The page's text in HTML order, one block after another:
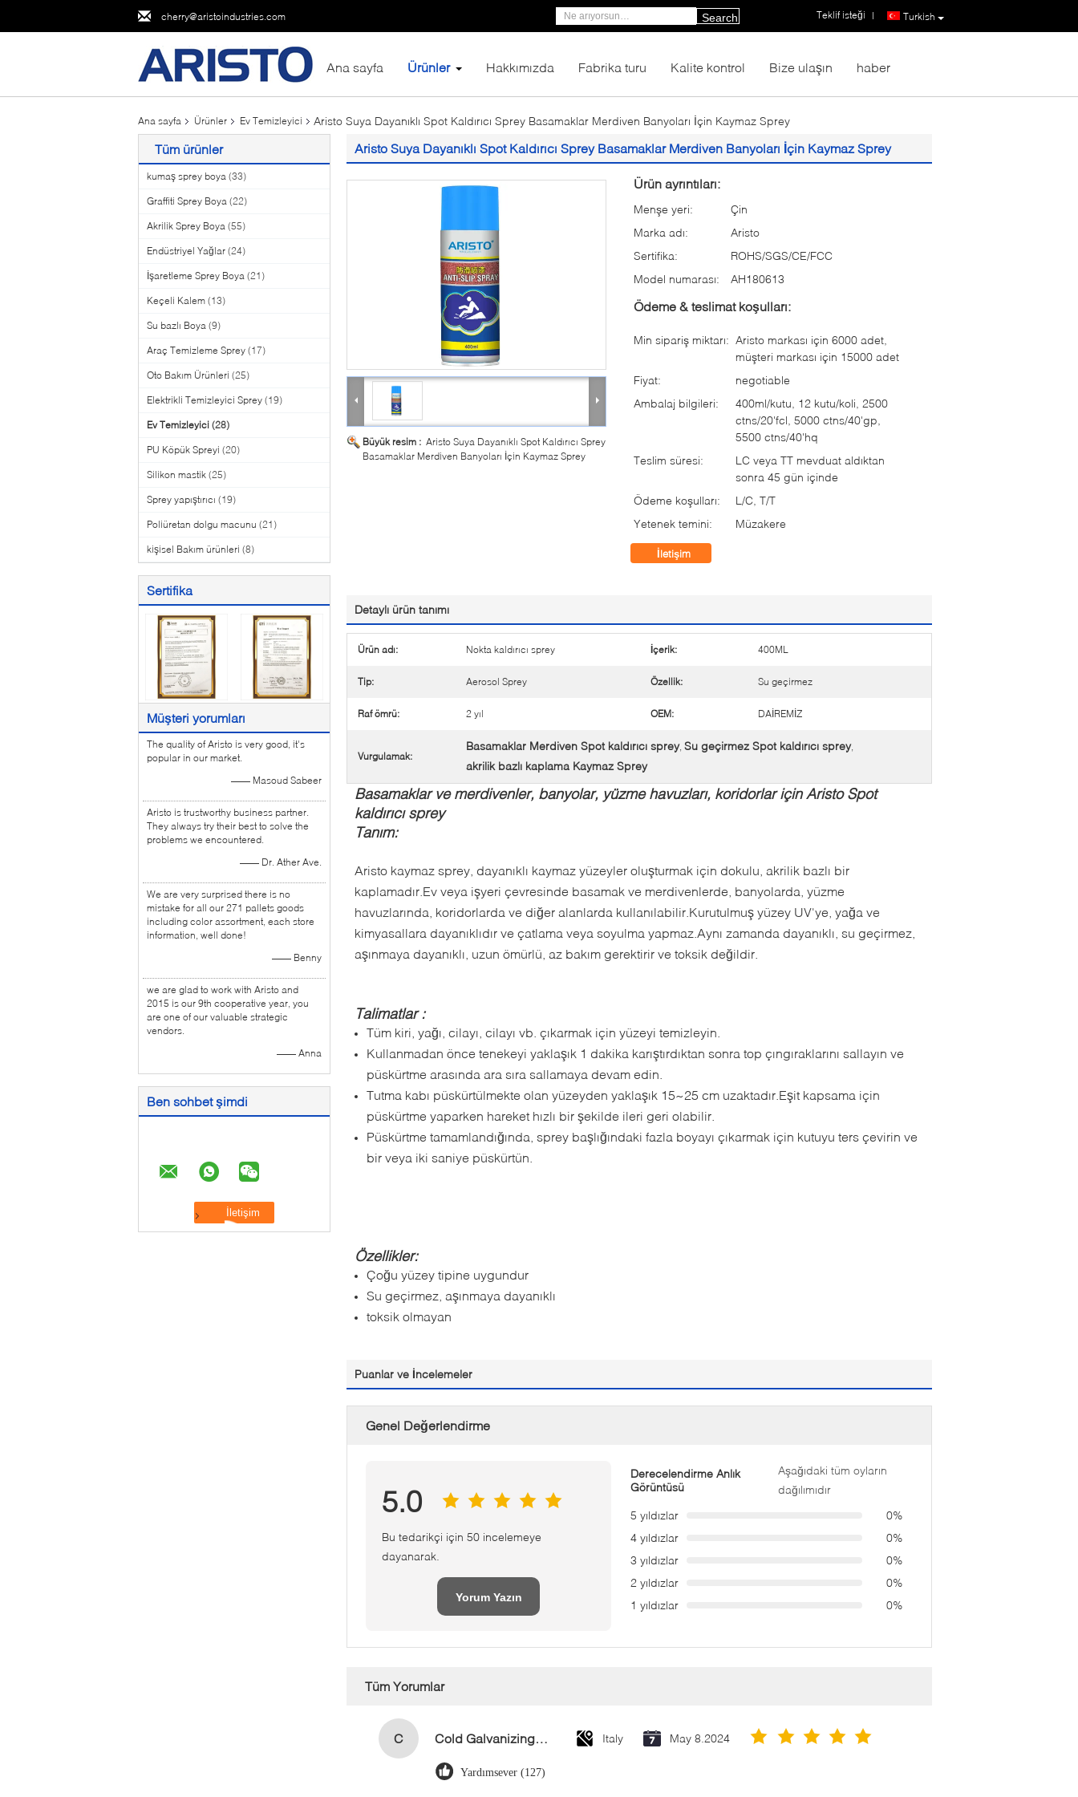
cherry@aristoindustries.com Turkish
Teklif isteği |
Search
Ana sayfa Ürünler Hakkımızda Fabrika turu Kalite kontrol Bize ulaşın haber
Ana sayfa Ürünler Ev Temizleyici Aristo Suya Dayanıklı Spot Kaldırıcı Sprey Basamaklar Merdiven Banyoları İçin Kaymaz Sprey
Tüm ürünler
kumaş sprey boya (33)
Graffiti Sprey Boya (22)
Akrilik Sprey Boya (55)
Endüstriyel Yağlar (24)
İşaretleme Sprey Boya (21)
Keçeli Kalem (13)
Su bazlı Boya (9)
Araç Temizleme Sprey (17)
Oto Bakım Ürünleri (25)
Elektrikli Temizleyici Sprey (19)
Ev Temizleyici (28)
PU Köpük Spreyi (20)
Silikon mastik (25)
Sprey yapıştırıcı (19)
Poliüretan dolgu macunu (21)
kişisel Bakım ürünleri (8)
Sertifika
Müşteri yorumları
The quality of Aristo is very good, it's
popular in our market.
—— Masoud Sabeer
Aristo is trustworthy business partner.
They always try their best to solve the
problems we encountered.
—— Dr. Ather Ave.
We are very surprised there is no
mistake for all our 271 pallets goods
including color assortment, each store
information, well done!
—— Benny
we are glad to work with Aristo and
2015 is our 9th cooperative year, you
are one of our valuable strategic
vendors.
—— Anna
Ben sohbet şimdi
Aristo Suya Dayanıklı Spot Kaldırıcı Sprey Basamaklar Merdiven Banyoları İçin Kaymaz Sprey
Büyük resim : Aristo Suya Dayanıklı Spot Kaldırıcı Sprey
Basamaklar Merdiven Banyoları İçin Kaymaz Sprey
Ürün ayrıntıları:
Menşe yeri:
Çin
Marka adı:
Aristo
Sertifika:
ROHS/SGS/CE/FCC
Model numarası:
AH180613
Ödeme & teslimat koşulları:
Min sipariş miktarı: Aristo markası için 6000 adet,
müşteri markası için 15000 adet
Fiyat:
negotiable
Ambalaj bilgileri:
400ml/kutu, 12 kutu/koli, 2500
ctns/20'fcl, 5000 ctns/40'gp,
5500 ctns/40'hq
Teslim süresi:
LC veya TT mevduat aldıktan
sonra 45 gün içinde
Ödeme koşulları:
L/C, T/T
Yetenek temini:
Müzakere
İletişim
Detaylı ürün tanımı
Ürün adı: Nokta kaldırıcı sprey İçerik: 400ML
Tip: Aerosol Sprey Özellik: Su geçirmez
Raf ömrü: 2 yıl OEM: DAİREMİZ
Vurgulamak:
Basamaklar Merdiven Spot kaldırıcı sprey, Su geçirmez Spot kaldırıcı sprey,
akrilik bazlı kaplama Kaymaz Sprey
Basamaklar ve merdivenler, banyolar, yüzme havuzları, koridorlar için Aristo Spot
kaldırıcı sprey
Tanım:
Aristo kaymaz sprey, dayanıklı kaymaz yüzeyler oluşturmak için dokulu, akrilik bazlı bir
kaplamadır.Ev veya işyeri çevresinde basamak ve merdivenlerde, banyolarda, yüzme
havuzlarında, koridorlarda ve diğer alanlarda kullanılabilir.Kurutulmuş yüzey UV'ye, yağa ve
kimyasallara dayanıklıdır ve çatlama veya soyulma yapmaz.Aynı zamanda dayanıklı, su geçirmez,
aşınmaya dayanıklı, uzun ömürlü, az bakım gerektirir ve toksik değildir.
Talimatlar :
Tüm kiri, yağı, cilayı, cilayı vb. çıkarmak için yüzeyi temizleyin.
Kullanmadan önce tenekeyi yaklaşık 1 dakika karıştırdıktan sonra top çıngıraklarını sallayın ve
püskürtme arasında ara sıra sallamaya devam edin.
Tutma kabı püskürtülmekte olan yüzeyden yaklaşık 15~25 cm uzaktadır.Eşit kapsama için
püskürtme yaparken hareket hızlı bir şekilde ileri geri olabilir.
Püskürtme tamamlandığında, sprey başlığındaki fazla boyayı çıkarmak için kutuyu ters çevirin ve
bir veya iki saniye püskürtün.
Özellikler:
Çoğu yüzey tipine uygundur
Su geçirmez, aşınmaya dayanıklı
toksik olmayan
Puanlar ve İncelemeler
Genel Değerlendirme
5.0
Bu tedarikçi için 50 incelemeye
dayanarak.
Yorum Yazın
Derecelendirme Anlık
Görüntüsü
Aşağıdaki tüm oyların
dağılımıdır
5 yıldızlar
0%
4 yıldızlar
0%
3 yıldızlar
0%
2 yıldızlar
0%
1 yıldızlar
0%
Tüm Yorumlar
C Cold Galvanizing Zinc Spray Paint 400ml Italy May 8.2024
Yardımsever (127)